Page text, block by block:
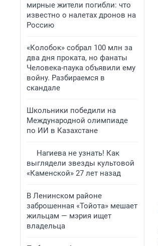
мирные жители погибли: что
известно о налетах дронов на
Россию
«Колобок» собрал 100 млн за
два дня проката, но фанаты
Человека-паука объявили ему
войну. Разбираемся в
скандале
Школьники победили на
Международной олимпиаде
по ИИ в Казахстане
Нагиева не узнать! Как
выглядели звезды культовой
«Каменской» 27 лет назад
В Ленинском районе
заброшенная «Тойота» мешает
жильцам — мэрия ищет
владельца